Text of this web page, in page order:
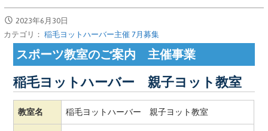
2023年6月30日
カテゴリ：稲毛ヨットハーバー主催 7月募集
スポーツ教室のご案内 主催事業
稲毛ヨットハーバー 親子ヨット教室
教室名 稲毛ヨットハーバー 親子ヨット教室